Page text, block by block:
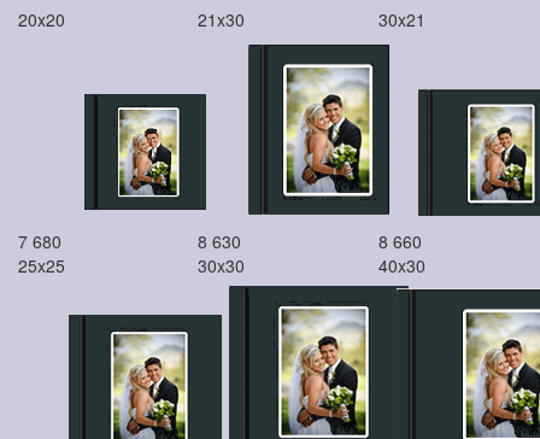
20x20
7 680
21x30
8 630
30x21
8 660
25x25
30x30 40x30